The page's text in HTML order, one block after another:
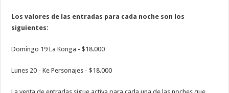
Los valores de las entradas para cada noche son los
siguientes:
Domingo 19 La Konga - $18.000
Lunes 20 - Ke Personajes - $18.000